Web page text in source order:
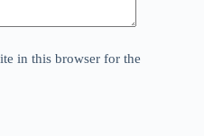
in this browser for the